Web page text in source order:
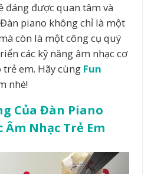
đáng được quan tâm và
piano không chỉ là một
còn là một công cụ quý
các kỹ năng âm nhạc cơ
trẻ em. Hãy cùng Fun
nhé!
Của Đàn Piano
Nhạc Trẻ Em